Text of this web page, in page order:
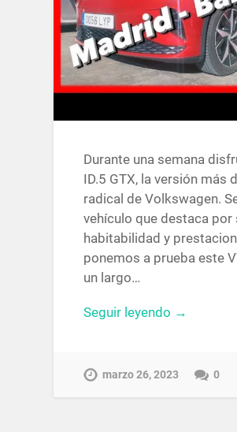
Durante una semana
ID.5 GTX, la versión más
radical de Volkswagen.
vehículo que destaca por
habitabilidad y
ponemos a prueba este
un largo…
Seguir leyendo →
marzo 26, 2023 0